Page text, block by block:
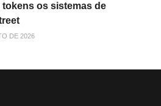
os sistemas de
DE 2026